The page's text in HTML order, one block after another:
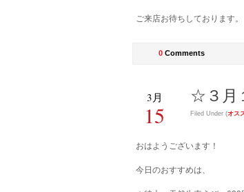
ご来店お待ちしております。
0 Comments
3月
15
☆３月
Filed Under (オス
おはようございます！
今日のおすすめは、